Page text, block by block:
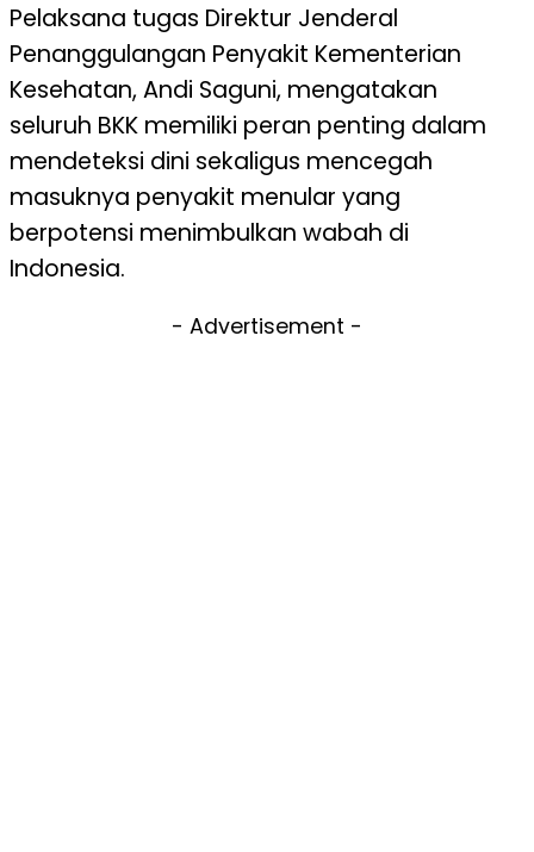
Pelaksana tugas Direktur Jenderal
Penanggulangan Penyakit Kementerian
Kesehatan, Andi Saguni, mengatakan
seluruh BKK memiliki peran penting dalam
mendeteksi dini sekaligus mencegah
masuknya penyakit menular yang
berpotensi menimbulkan wabah di
Indonesia.
- Advertisement -